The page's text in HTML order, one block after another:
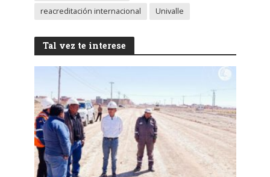
reacreditación internacional
Univalle
Tal vez te interese